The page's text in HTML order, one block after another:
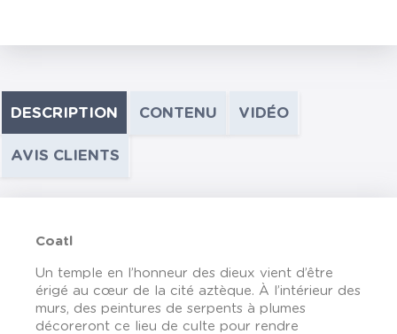
DESCRIPTION CONTENU VIDÉO
AVIS CLIENTS
Coatl
Un temple en l’honneur des dieux vient d’être
érigé au cœur de la cité aztèque. À l’intérieur des
murs, des peintures de serpents à plumes
décoreront ce lieu de culte pour rendre